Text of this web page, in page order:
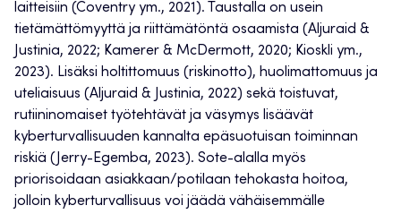
laitteisiin (Coventry ym., 2021). Taustalla on usein
tietämättömyyttä ja riittämätöntä osaamista (Aljuraid &
Justinia, 2022; Kamerer & McDermott, 2020; Kioskli ym.,
2023). Lisäksi holtittomuus (riskinotto), huolimattomuus ja
uteliaisuus (Aljuraid & Justinia, 2022) sekä toistuvat,
rutiininomaiset työtehtävät ja väsymys lisäävät
kyberturvallisuuden kannalta epäsuotuisan toiminnan
riskiä (Jerry-Egemba, 2023). Sote-alalla myös
priorisoidaan asiakkaan/potilaan tehokasta hoitoa,
jolloin kyberturvallisuus voi jäädä vähäisemmälle